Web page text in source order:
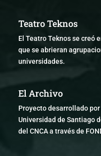
Teatro Teknos
El Teatro Teknos se creó
que se abrieran
universidades.
El Archivo
Proyecto desarrollado
Universidad de Santiago
del CNCA a través de